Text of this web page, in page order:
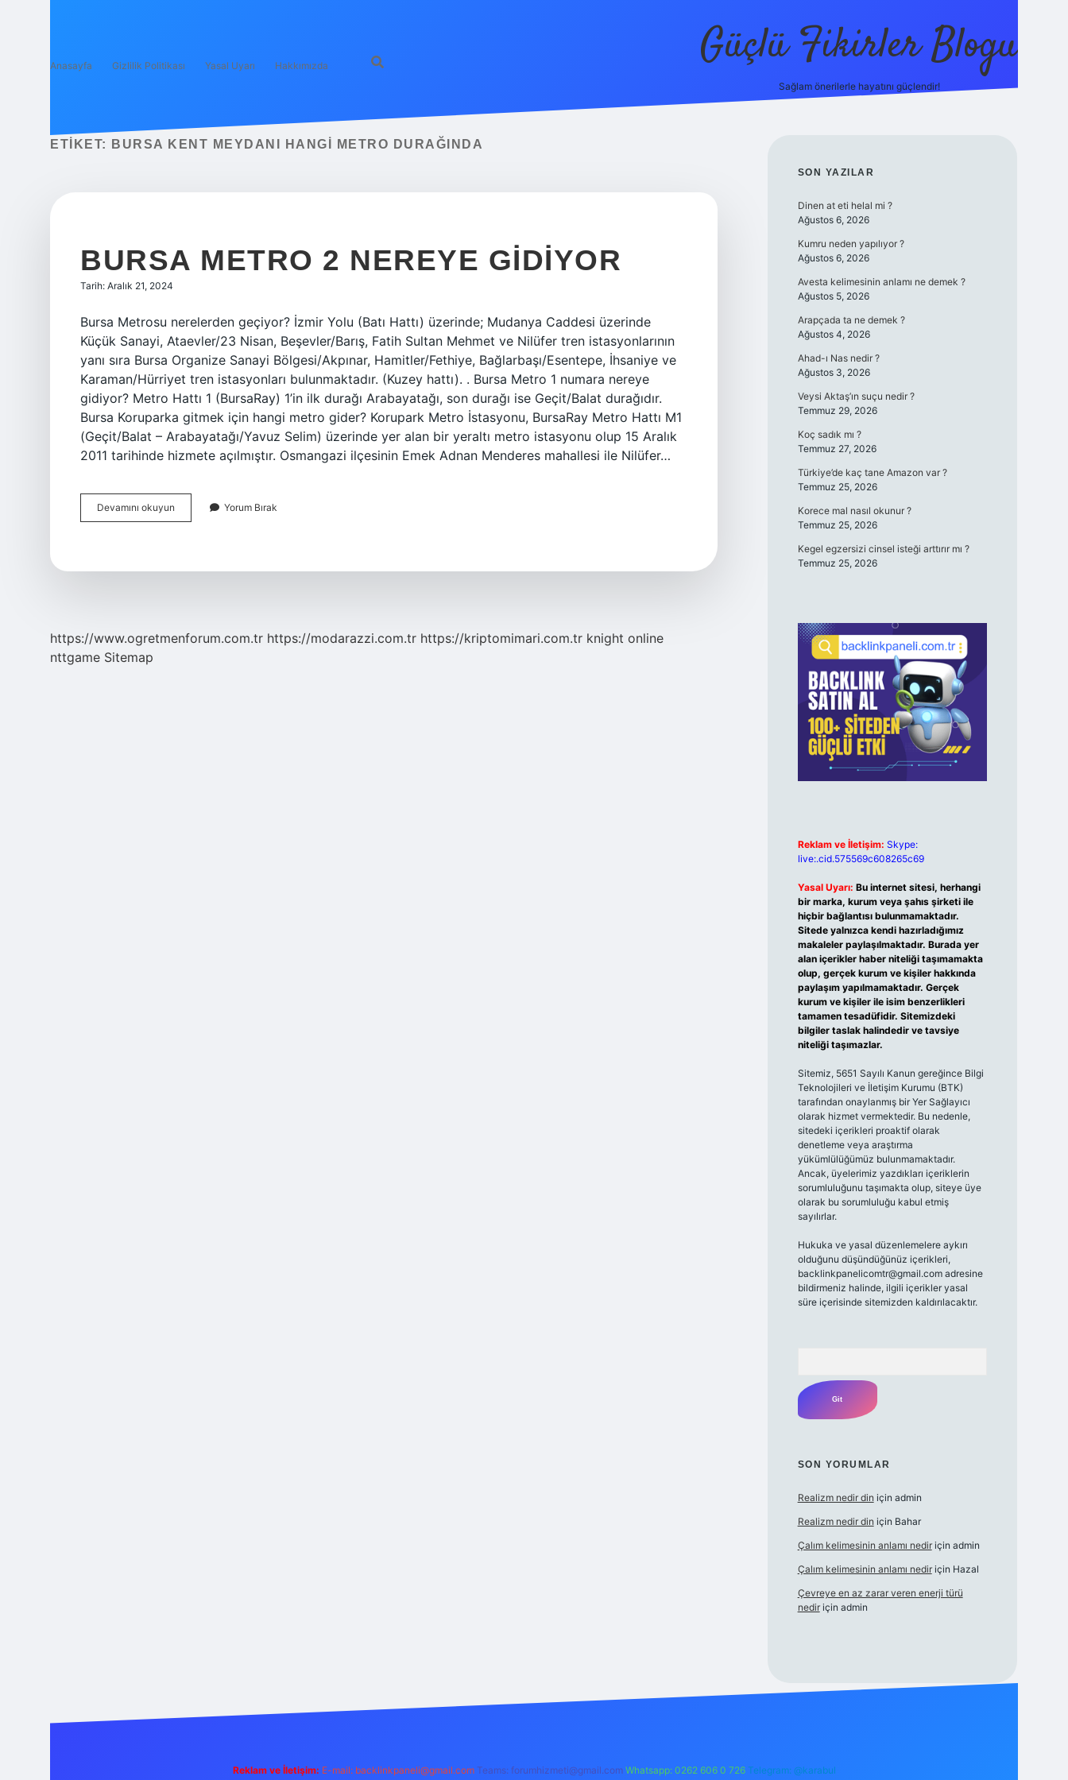
Anasayfa Gizlilik Politikası Yasal Uyarı Hakkımızda Güçlü Fikirler Blogu
Sağlam önerilerle hayatını güçlendir!
ETIKET: BURSA KENT MEYDANI HANGI METRO DURAĞINDA
BURSA METRO 2 NEREYE GIDIYOR
Tarih: Aralık 21, 2024
Bursa Metrosu nerelerden geçiyor? İzmir Yolu (Batı Hattı) üzerinde; Mudanya Caddesi üzerinde
Küçük Sanayi, Ataevler/23 Nisan, Beşevler/Barış, Fatih Sultan Mehmet ve Nilüfer tren istasyonlarının
yanı sıra Bursa Organize Sanayi Bölgesi/Akpınar, Hamitler/Fethiye, Bağlarbaşı/Esentepe, İhsaniye ve
Karaman/Hürriyet tren istasyonları bulunmaktadır. (Kuzey hattı). . Bursa Metro 1 numara nereye
gidiyor? Metro Hattı 1 (BursaRay) 1’in ilk durağı Arabayatağı, son durağı ise Geçit/Balat durağıdır.
Bursa Koruparka gitmek için hangi metro gider? Korupark Metro İstasyonu, BursaRay Metro Hattı M1
(Geçit/Balat – Arabayatağı/Yavuz Selim) üzerinde yer alan bir yeraltı metro istasyonu olup 15 Aralık
2011 tarihinde hizmete açılmıştır. Osmangazi ilçesinin Emek Adnan Menderes mahallesi ile Nilüfer…
Devamını okuyun
Metro
Yorum Bırak
https://www.ogretmenforum.com.tr https://modarazzi.com.tr https://kriptomimari.com.tr knight online
nttgame Sitemap
SIDEBAR
SON YAZILAR
Dinen at eti helal mi ?
Ağustos 6, 2026
Kumru neden yapılıyor ?
Ağustos 6, 2026
Avesta kelimesinin anlamı ne demek ?
Ağustos 5, 2026
Arapçada ta ne demek ?
Ağustos 4, 2026
Ahad-ı Nas nedir ?
Ağustos 3, 2026
Veysi Aktaş’ın suçu nedir ?
Temmuz 29, 2026
Koç sadık mı ?
Temmuz 27, 2026
Türkiye’de kaç tane Amazon var ?
Temmuz 25, 2026
Korece mal nasıl okunur ?
Temmuz 25, 2026
Kegel egzersizi cinsel isteği arttırır mı ?
Temmuz 25, 2026
Reklam ve İletişim: Skype:
live:.cid.575569c608265c69
Yasal Uyarı: Bu internet sitesi, herhangi
bir marka, kurum veya şahıs şirketi ile
hiçbir bağlantısı bulunmamaktadır.
Sitede yalnızca kendi hazırladığımız
makaleler paylaşılmaktadır. Burada yer
alan içerikler haber niteliği taşımamakta
olup, gerçek kurum ve kişiler hakkında
paylaşım yapılmamaktadır. Gerçek
kurum ve kişiler ile isim benzerlikleri
tamamen tesadüfidir. Sitemizdeki
bilgiler taslak halindedir ve tavsiye
niteliği taşımazlar.
Sitemiz, 5651 Sayılı Kanun gereğince Bilgi
Teknolojileri ve İletişim Kurumu (BTK)
tarafından onaylanmış bir Yer Sağlayıcı
olarak hizmet vermektedir. Bu nedenle,
sitedeki içerikleri proaktif olarak
denetleme veya araştırma
yükümlülüğümüz bulunmamaktadır.
Ancak, üyelerimiz yazdıkları içeriklerin
sorumluluğunu taşımakta olup, siteye üye
olarak bu sorumluluğu kabul etmiş
sayılırlar.
Hukuka ve yasal düzenlemelere aykırı
olduğunu düşündüğünüz içerikleri,
backlinkpanelicomtr@gmail.comadresine
bildirmeniz halinde, ilgili içerikler yasal
süre içerisinde sitemizden kaldırılacaktır.
SON YORUMLAR
Realizm nedir din için admin
Realizm nedir din için Bahar
Çalım kelimesinin anlamı nediriçin admin
Çalım kelimesinin anlamı nediriçin Hazal
Çevreye en az zarar veren enerji türü
nediriçin admin
Reklam ve İletişim: E-mail: backlinkpaneli@gmail.com Teams: forumhizmeti@gmail.com Whatsapp: 0262 606 0 726 Telegram: @karabul